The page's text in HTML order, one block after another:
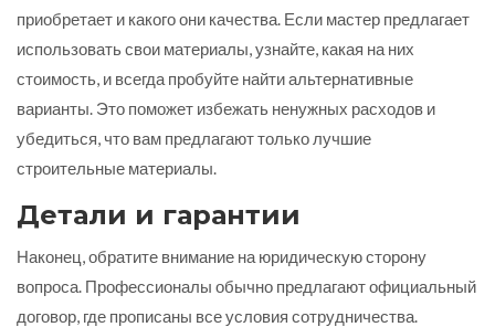
приобретает и какого они качества. Если мастер предлагает
использовать свои материалы, узнайте, какая на них
стоимость, и всегда пробуйте найти альтернативные
варианты. Это поможет избежать ненужных расходов и
убедиться, что вам предлагают только лучшие
строительные материалы.
Детали и гарантии
Наконец, обратите внимание на юридическую сторону
вопроса. Профессионалы обычно предлагают официальный
договор, где прописаны все условия сотрудничества.